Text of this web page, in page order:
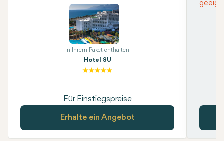
In Ihrem Paket enthalten
Hotel SU
Für Einstiegspreise
Erhalte ein Angebot